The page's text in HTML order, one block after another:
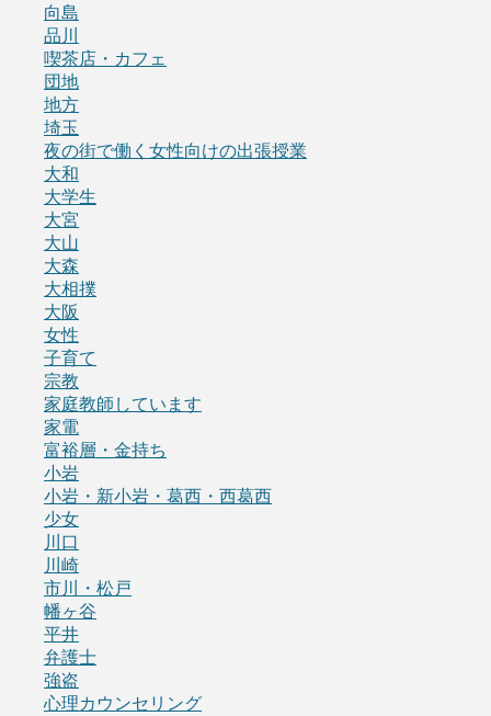
向島
品川
喫茶店・カフェ
団地
地方
埼玉
夜の街で働く女性向けの出張授業
大和
大学生
大宮
大山
大森
大相撲
大阪
女性
子育て
宗教
家庭教師しています
家電
富裕層・金持ち
小岩
小岩・新小岩・葛西・西葛西
少女
川口
川崎
市川・松戸
幡ヶ谷
平井
弁護士
強盗
心理カウンセリング